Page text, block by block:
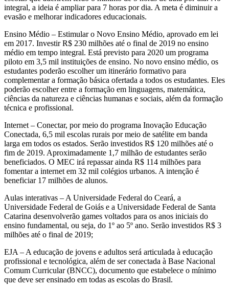
integral, a ideia é ampliar para 7 horas por dia. A meta é diminuir a
evasão e melhorar indicadores educacionais.
Ensino Médio – Estimular o Novo Ensino Médio, aprovado em lei
em 2017. Investir R$ 230 milhões até o final de 2019 no ensino
médio em tempo integral. Está previsto para 2020 um programa
piloto em 3,5 mil instituições de ensino. No novo ensino médio, os
estudantes poderão escolher um itinerário formativo para
complementar a formação básica ofertada a todos os estudantes. Eles
poderão escolher entre a formação em linguagens, matemática,
ciências da natureza e ciências humanas e sociais, além da formação
técnica e profissional.
Internet – Conectar, por meio do programa Inovação Educação
Conectada, 6,5 mil escolas rurais por meio de satélite em banda
larga em todos os estados. Serão investidos R$ 120 milhões até o
fim de 2019. Aproximadamente 1,7 milhão de estudantes serão
beneficiados. O MEC irá repassar ainda R$ 114 milhões para
fomentar a internet em 32 mil colégios urbanos. A intenção é
beneficiar 17 milhões de alunos.
Aulas interativas – A Universidade Federal do Ceará, a
Universidade Federal de Goiás e a Universidade Federal de Santa
Catarina desenvolverão games voltados para os anos iniciais do
ensino fundamental, ou seja, do 1º ao 5º ano. Serão investidos R$ 3
milhões até o final de 2019;
EJA – A educação de jovens e adultos será articulada à educação
profissional e tecnológica, além de ser conectada à Base Nacional
Comum Curricular (BNCC), documento que estabelece o mínimo
que deve ser ensinado em todas as escolas do Brasil.